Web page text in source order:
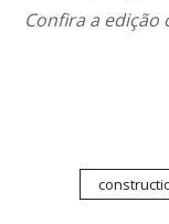
Confira a